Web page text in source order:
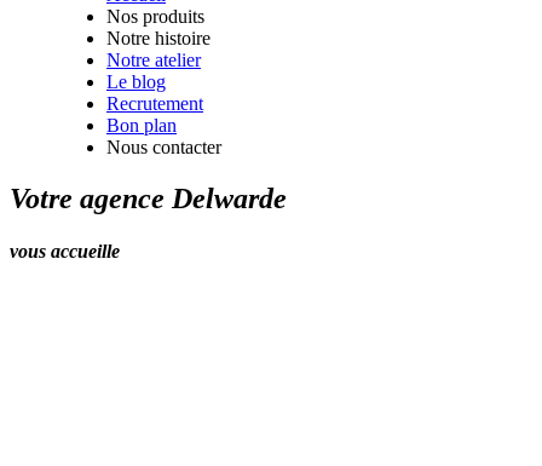
Nos produits
Notre histoire
Notre atelier
Le blog
Recrutement
Bon plan
Nous contacter
Votre agence Delwarde
vous accueille